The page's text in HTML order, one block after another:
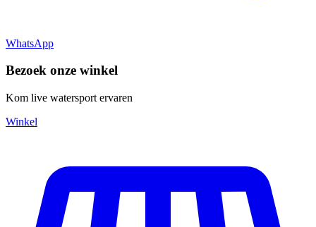
WhatsApp
Bezoek onze winkel
Kom live watersport ervaren
Winkel